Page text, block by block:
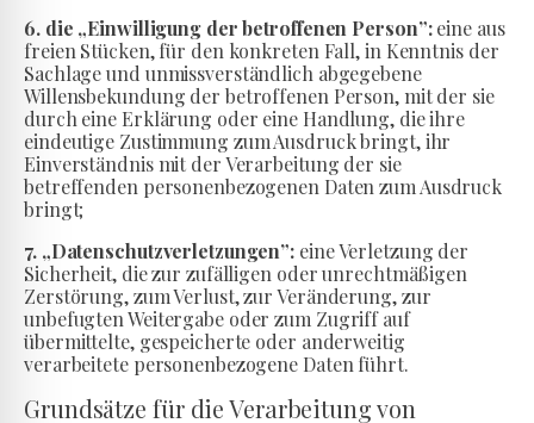
6. die „Einwilligung der betroffenen Person”:eine aus
freien Stücken, für den konkreten Fall, in Kenntnis der
Sachlage und unmissverständlich abgegebene
Willensbekundung der betroffenen Person, mit der sie
durch eine Erklärung oder eine Handlung, die ihre
eindeutige Zustimmung zum Ausdruck bringt, ihr
Einverständnis mit der Verarbeitung der sie
betreffenden personenbezogenen Daten zum Ausdruck
bringt;
7. „Datenschutzverletzungen”: eine Verletzung der
Sicherheit, die zur zufälligen oder unrechtmäßigen
Zerstörung, zum Verlust, zur Veränderung, zur
unbefugten Weitergabe oder zum Zugriff auf
übermittelte, gespeicherte oder anderweitig
verarbeitete personenbezogene Daten führt.
Grundsätze für die Verarbeitung von